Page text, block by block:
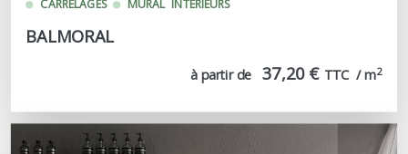
CARRELAGES MURAL INTERIEURS
BALMORAL
à partir de 37,20 € TTC  / m2